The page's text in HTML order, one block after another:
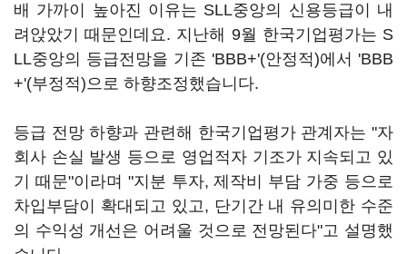
배 가까이 높아진 이유는 SLL중앙의 신용등급이 내
려앉았기 때문인데요. 지난해 9월 한국기업평가는 S
LL중앙의 등급전망을 기존 'BBB+'(안정적)에서 'BBB
+'(부정적)으로 하향조정했습니다.
등급 전망 하향과 관련해 한국기업평가 관계자는 "자
회사 손실 발생 등으로 영업적자 기조가 지속되고 있
기 때문"이라며 "지분 투자, 제작비 부담 가중 등으로
차입부담이 확대되고 있고, 단기간 내 유의미한 수준
의 수익성 개선은 어려울 것으로 전망된다"고 설명했